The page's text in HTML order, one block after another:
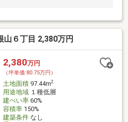
山６丁目 2,380万円
2,380万円
（坪単価:80.75万円）
土地面積97.44m2
用途地域１種低層
建ぺい率60%
容積率150%
建築条件なし